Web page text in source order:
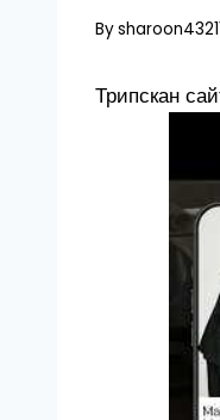
By
Трипскан